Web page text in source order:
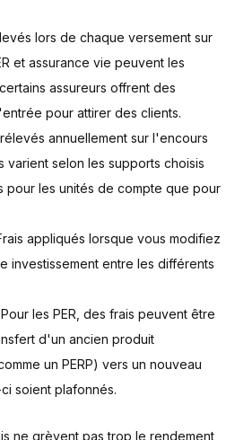
lors de chaque versement sur
et assurance vie peuvent les
assureurs offrent des
pour attirer des clients.
annuellement sur l'encours
varient selon les supports choisis
pour les unités de compte que pour
appliqués lorsque vous modifiez
investissement entre les différents
Pour les PER, des frais peuvent être
d'un ancien produit
un PERP) vers un nouveau
soient plafonnés.
ne grèvent pas trop le rendement